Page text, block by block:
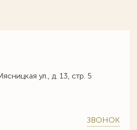
ул., д. 13, стр. 5
ЗВОНОК